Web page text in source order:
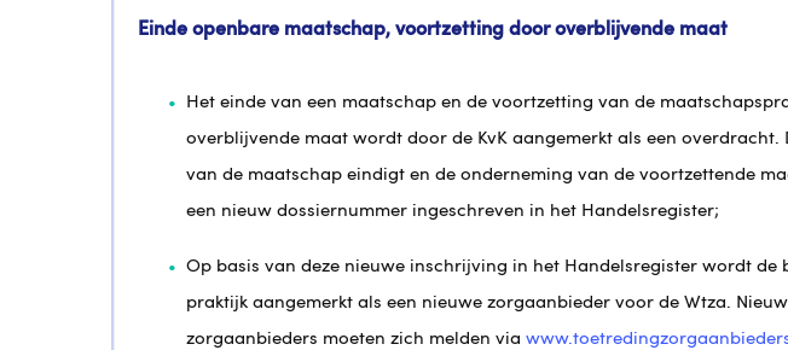
Einde openbare maatschap, voortzetting door overblijvende maat
Het einde van een maatschap en de voortzetting van de
overblijvende maat wordt door de KvK aangemerkt als een overdracht.
van de maatschap eindigt en de onderneming van de voortzettende
een nieuw dossiernummer ingeschreven in het Handelsregister;
Op basis van deze nieuwe inschrijving in het Handelsregister wordt de
praktijk aangemerkt als een nieuwe zorgaanbieder voor de Wtza.
zorgaanbieders moeten zich melden via